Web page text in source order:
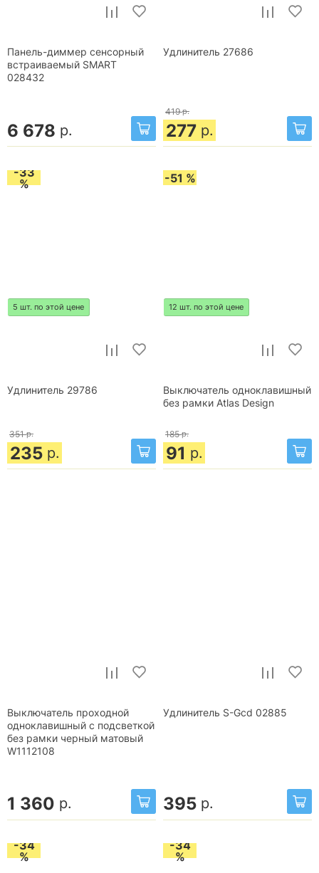
Панель-диммер сенсорный
встраиваемый SMART
028432
6 678 р.
Удлинитель 27686
419 р.
277 р.
-33
%
5 шт. по этой цене
Удлинитель 29786
351 р.
235 р.
-51 %
12 шт. по этой цене
Выключатель одноклавишный
без рамки Atlas Design
185 р.
91 р.
Выключатель проходной
одноклавишный с подсветкой
без рамки черный матовый
W1112108
1 360 р.
Удлинитель S-Gcd 02885
395 р.
-34
%
-34
%